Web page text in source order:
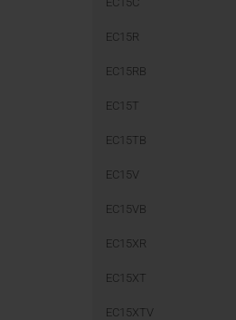
EC15R
EC15RB
EC15T
EC15TB
EC15V
EC15VB
EC15XR
EC15XT
EC15XTV